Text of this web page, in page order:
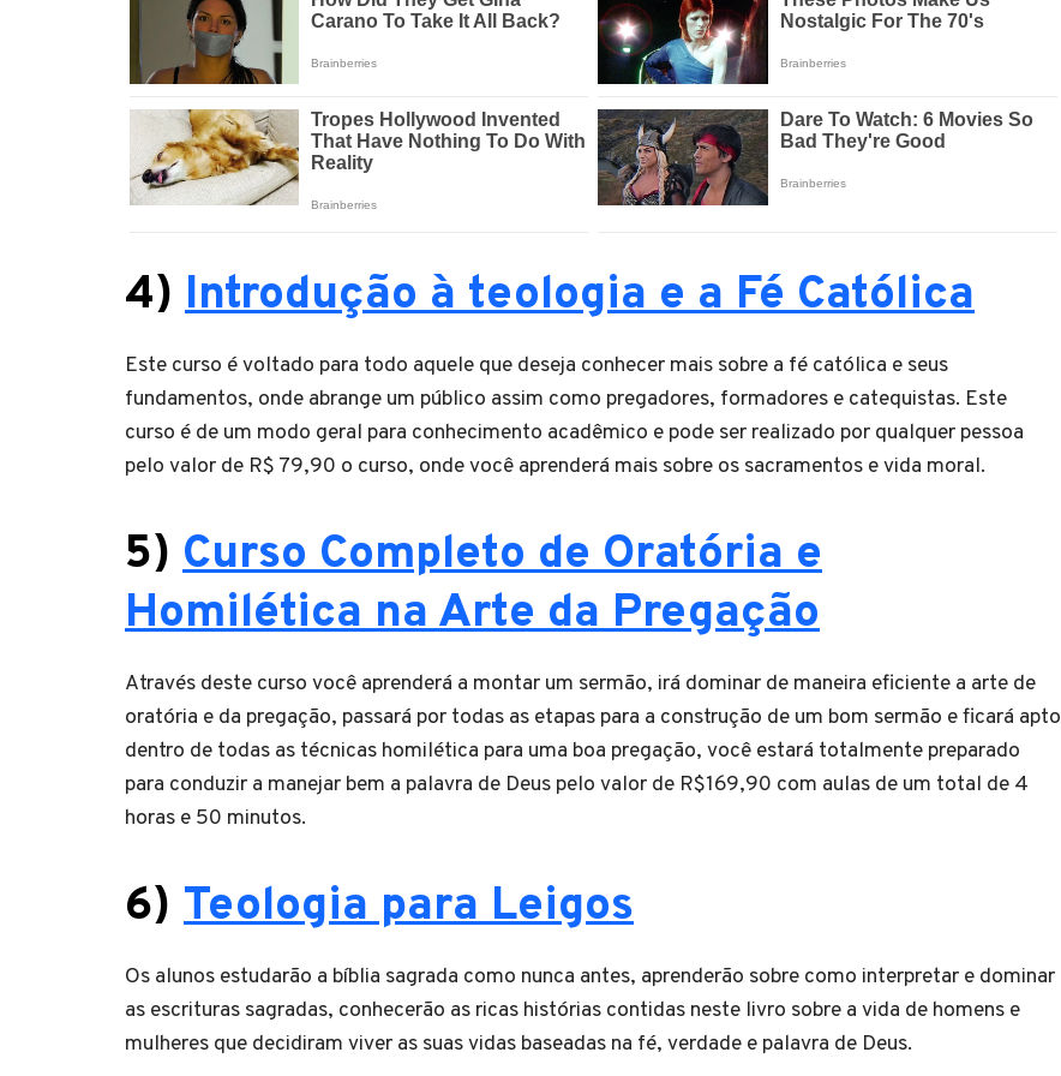
4) Introdução à teologia e a Fé Católica
Este curso é voltado para todo aquele que deseja conhecer mais sobre a fé católica e seus
fundamentos, onde abrange um público assim como pregadores, formadores e catequistas. Este
curso é de um modo geral para conhecimento acadêmico e pode ser realizado por qualquer pessoa
pelo valor de R$ 79,90 o curso, onde você aprenderá mais sobre os sacramentos e vida moral.
5) Curso Completo de Oratória e
Homilética na Arte da Pregação
Através deste curso você aprenderá a montar um sermão, irá dominar de maneira eficiente a arte de
oratória e da pregação, passará por todas as etapas para a construção de um bom sermão e ficará apto
dentro de todas as técnicas homilética para uma boa pregação, você estará totalmente preparado
para conduzir a manejar bem a palavra de Deus pelo valor de R$169,90 com aulas de um total de 4
horas e 50 minutos.
6) Teologia para Leigos
Os alunos estudarão a bíblia sagrada como nunca antes, aprenderão sobre como interpretar e dominar
as escrituras sagradas, conhecerão as ricas histórias contidas neste livro sobre a vida de homens e
mulheres que decidiram viver as suas vidas baseadas na fé, verdade e palavra de Deus.